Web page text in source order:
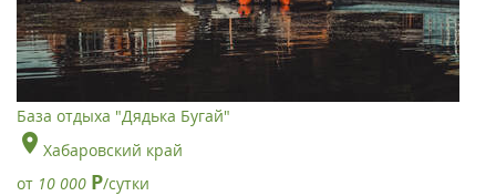
База отдыха "Дядька Бугай"
Хабаровский край
от 10 000 Р/сутки